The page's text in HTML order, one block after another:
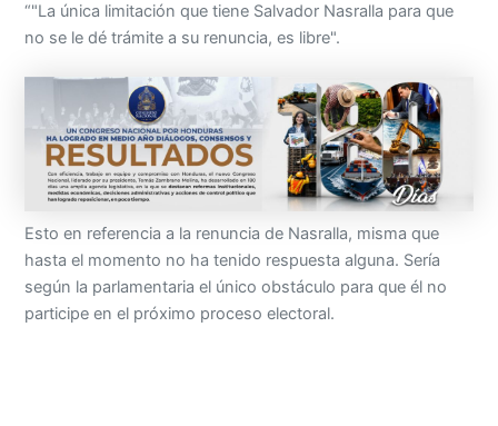
“"La única limitación que tiene Salvador Nasralla para que
no se le dé trámite a su renuncia, es libre".
Esto en referencia a la renuncia de Nasralla, misma que
hasta el momento no ha tenido respuesta alguna. Sería
según la parlamentaria el único obstáculo para que él no
participe en el próximo proceso electoral.